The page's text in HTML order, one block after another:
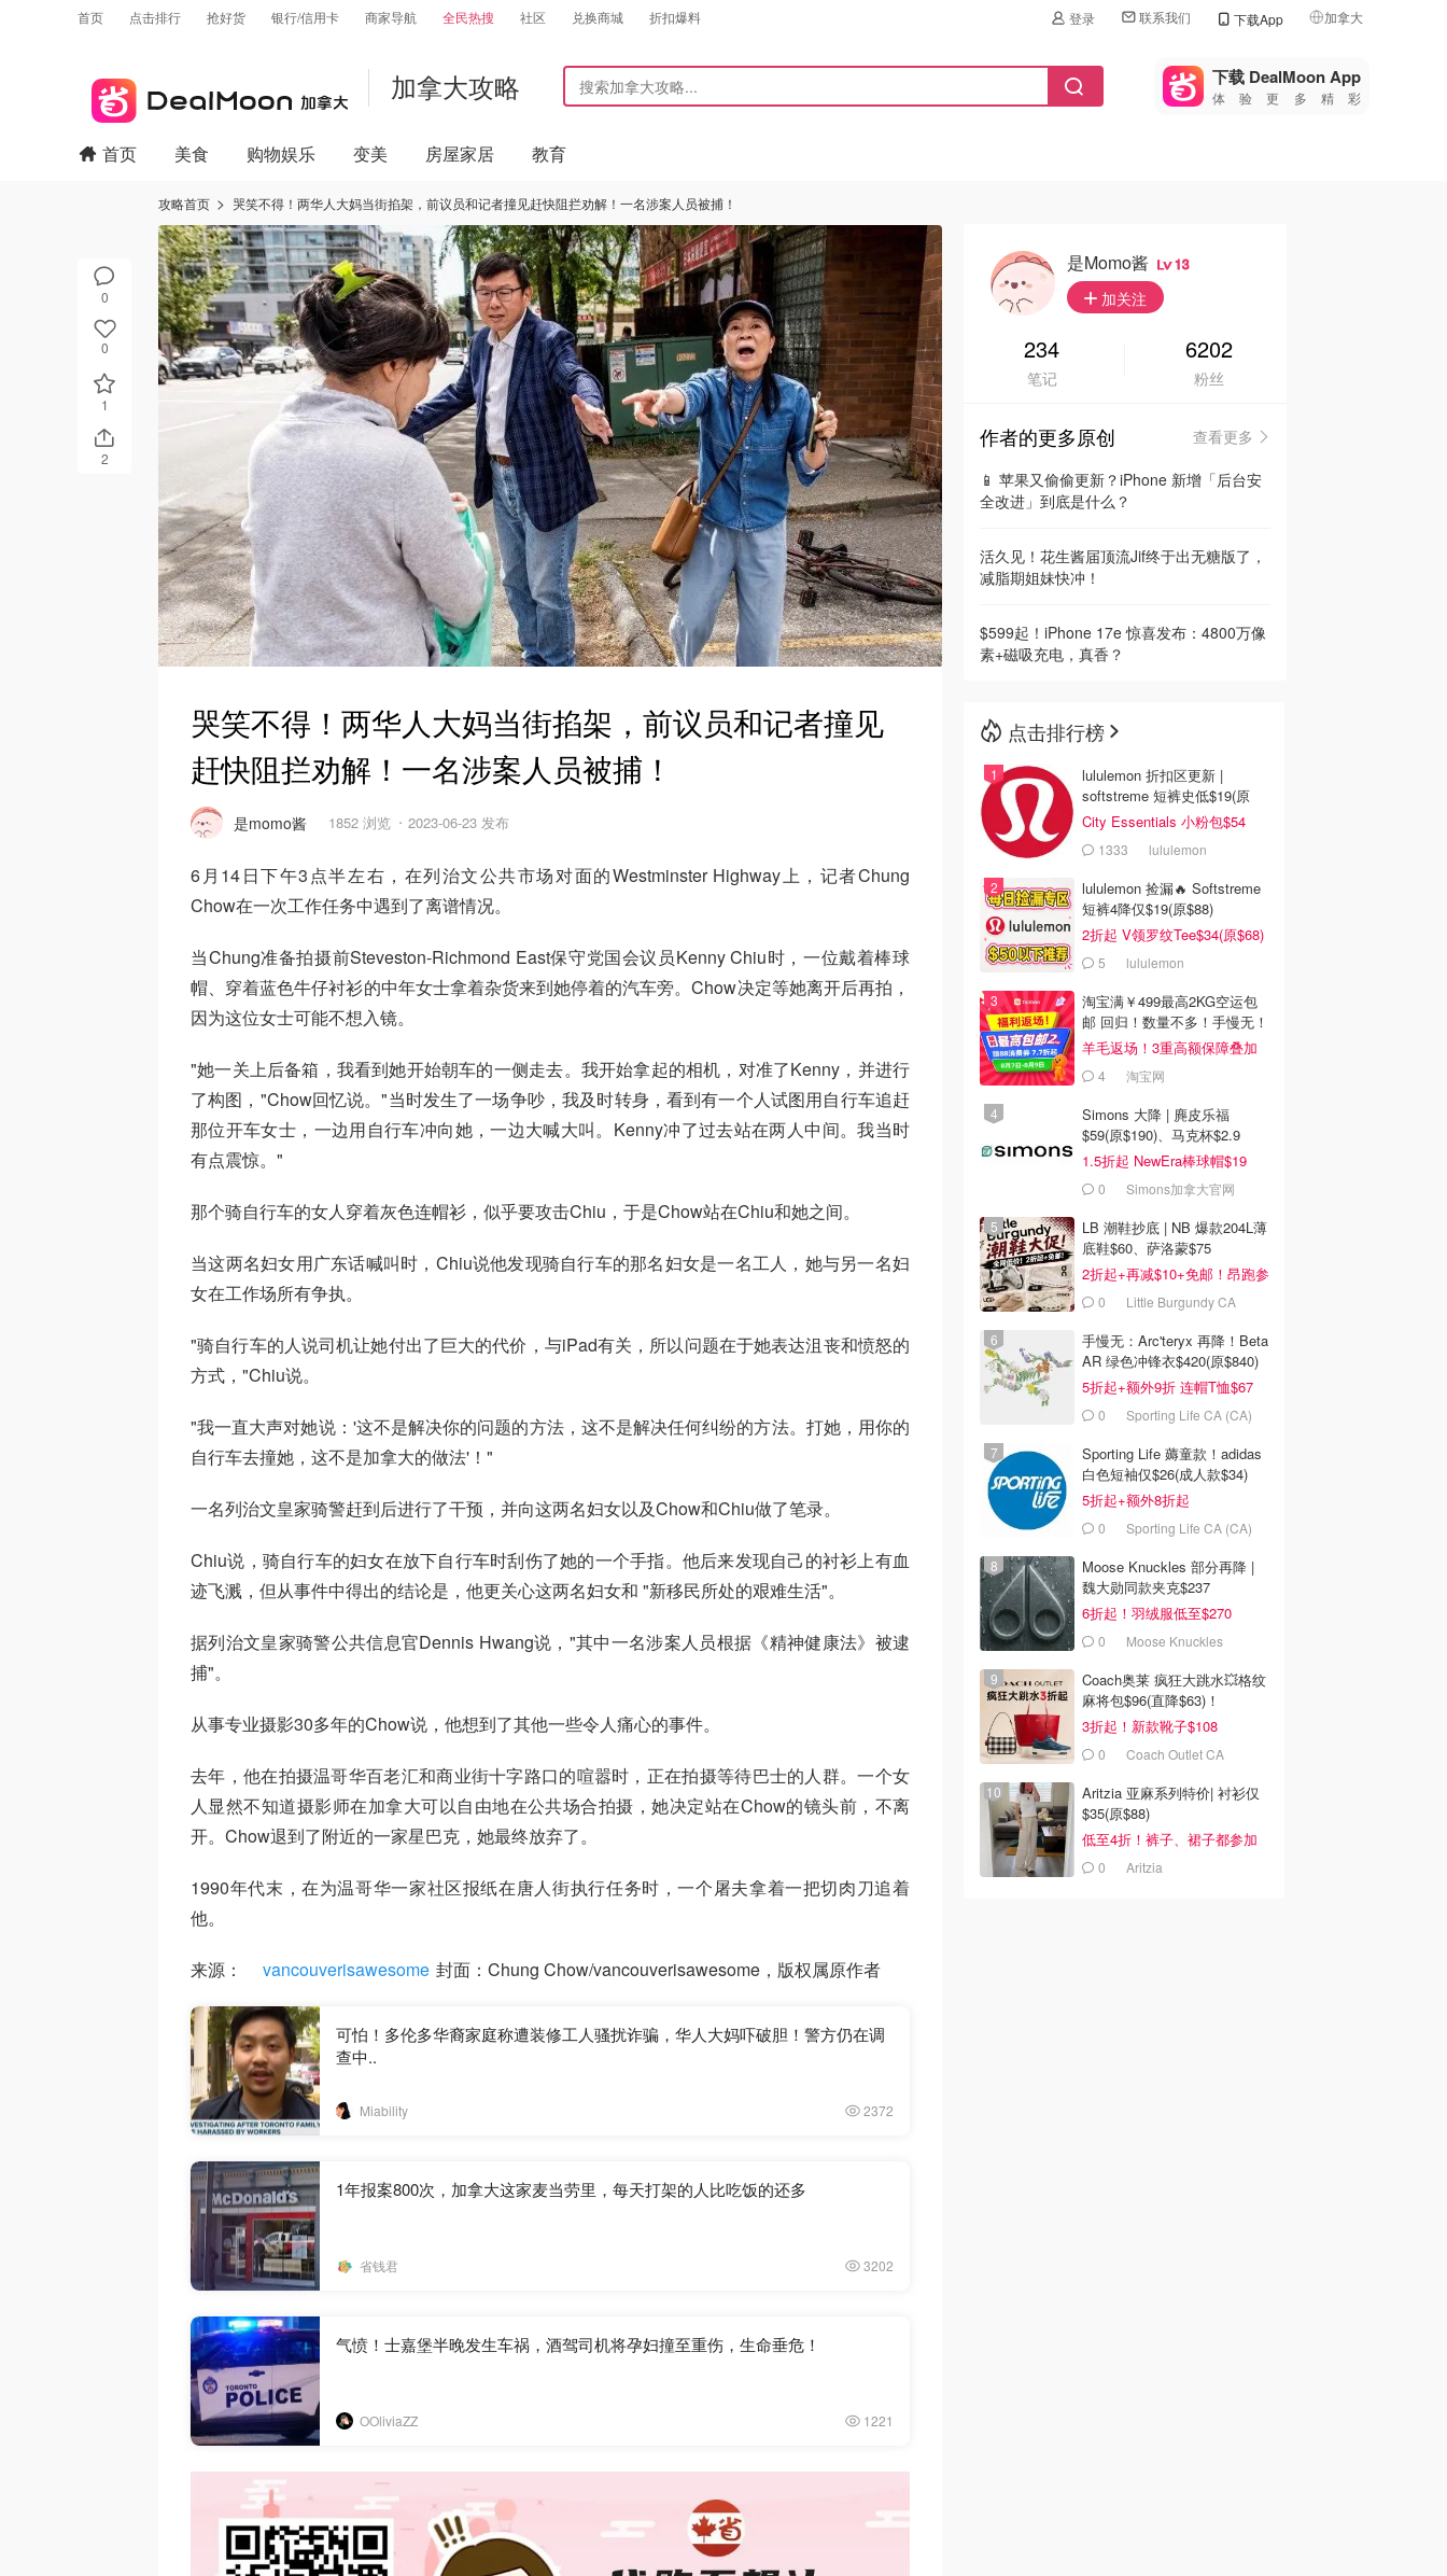
首页 点击排行 抢好货 银行/信用卡 商家导航 全民热搜 社区 兑换商城 折扣爆料 登录 联系我们 下载App 加拿大
🇺🇸
美国
🇨🇳中国
🇮🇹
🇦🇺
🇳🇿新西兰
加拿大攻略 下载 DealMoon App
体验更多精彩
0
0
1
2
首页 美食 购物娱乐 变美 房屋家居 教育
攻略首页 哭笑不得！两华人大妈当街掐架，前议员和记者撞见赶快阻拦劝解！一名涉案人员被捕！
哭笑不得！两华人大妈当街掐架，前议员和记者撞见
赶快阻拦劝解！一名涉案人员被捕！
是momo酱 1852 浏览 2023-06-23 发布
6月14日下午3点半左右，在列治文公共市场对面的Westminster Highway上，记者Chung
Chow在一次工作任务中遇到了离谱情况。
当Chung准备拍摄前Steveston-Richmond East保守党国会议员Kenny Chiu时，一位戴着棒球
帽、穿着蓝色牛仔衬衫的中年女士拿着杂货来到她停着的汽车旁。Chow决定等她离开后再拍，
因为这位女士可能不想入镜。
"她一关上后备箱，我看到她开始朝车的一侧走去。我开始拿起的相机，对准了Kenny，并进行
了构图，"Chow回忆说。"当时发生了一场争吵，我及时转身，看到有一个人试图用自行车追赶
那位开车女士，一边用自行车冲向她，一边大喊大叫。Kenny冲了过去站在两人中间。我当时
有点震惊。"
那个骑自行车的女人穿着灰色连帽衫，似乎要攻击Chiu，于是Chow站在Chiu和她之间。
当这两名妇女用广东话喊叫时，Chiu说他发现骑自行车的那名妇女是一名工人，她与另一名妇
女在工作场所有争执。
"骑自行车的人说司机让她付出了巨大的代价，与iPad有关，所以问题在于她表达沮丧和愤怒的
方式，"Chiu说。
"我一直大声对她说：'这不是解决你的问题的方法，这不是解决任何纠纷的方法。打她，用你的
自行车去撞她，这不是加拿大的做法'！"
一名列治文皇家骑警赶到后进行了干预，并向这两名妇女以及Chow和Chiu做了笔录。
Chiu说，骑自行车的妇女在放下自行车时刮伤了她的一个手指。他后来发现自己的衬衫上有血
迹飞溅，但从事件中得出的结论是，他更关心这两名妇女和 "新移民所处的艰难生活"。
据列治文皇家骑警公共信息官Dennis Hwang说，"其中一名涉案人员根据《精神健康法》被逮
捕"。
从事专业摄影30多年的Chow说，他想到了其他一些令人痛心的事件。
去年，他在拍摄温哥华百老汇和商业街十字路口的喧嚣时，正在拍摄等待巴士的人群。一个女
人显然不知道摄影师在加拿大可以自由地在公共场合拍摄，她决定站在Chow的镜头前，不离
开。Chow退到了附近的一家星巴克，她最终放弃了。
1990年代末，在为温哥华一家社区报纸在唐人街执行任务时，一个屠夫拿着一把切肉刀追着
他。
来源： vancouverisawesome 封面：Chung Chow/vancouverisawesome，版权属原作者
可怕！多伦多华裔家庭称遭装修工人骚扰诈骗，华人大妈吓破胆！警方仍在调
查中..
Miability 2372
1年报案800次，加拿大这家麦当劳里，每天打架的人比吃饭的还多
省钱君 3202
气愤！士嘉堡半晚发生车祸，酒驾司机将孕妇撞至重伤，生命垂危！
OOliviaZZ 1221
是momo酱 13
加关注
234
笔记
6202
粉丝
作者的更多原创
查看更多
📱 苹果又偷偷更新？iPhone 新增「后台安
全改进」到底是什么？
活久见！花生酱届顶流Jif终于出无糖版了，
减脂期姐妹快冲！
$599起！iPhone 17e 惊喜发布：4800万像
素+磁吸充电，真香？
点击排行榜
lululemon 折扣区更新 |
softstreme 短裤史低$19(原
$88)
City Essentials 小粉包$54
1333 lululemon
lululemon 捡漏🔥 Softstreme
短裤4降仅$19(原$88)
2折起 V领罗纹Tee$34(原$68)
5 lululemon
淘宝满￥499最高2KG空运包
邮 回归！数量不多！手慢无！
羊毛返场！3重高额保障叠加
4 淘宝网
Simons 大降 | 麂皮乐福
$59(原$190)、马克杯$2.9
1.5折起 NewEra棒球帽$19
0 Simons加拿大官网
LB 潮鞋抄底 | NB 爆款204L薄
底鞋$60、萨洛蒙$75
2折起+再减$10+免邮！昂跑参
加 0
Little Burgundy CA
手慢无：Arc'teryx 再降！Beta
AR 绿色冲锋衣$420(原$840)
5折起+额外9折 连帽T恤$67
0 Sporting Life CA (CA)
Sporting Life 薅童款！adidas
白色短袖仅$26(成人款$34)
5折起+额外8折起
0 Sporting Life CA (CA)
Moose Knuckles 部分再降 |
魏大勋同款夹克$237
6折起！羽绒服低至$270
0 Moose Knuckles
Coach奥莱 疯狂大跳水💥格纹
麻将包$96(直降$63)！
3折起！新款靴子$108
0 Coach Outlet CA
Aritzia 亚麻系列特价| 衬衫仅
$35(原$88)
低至4折！裤子、裙子都参加
0 Aritzia